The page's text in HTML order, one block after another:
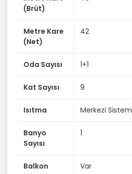
Gayrimenkul Danışmanı:
Mustafa Kemal Alkan
0506 557 53 08
(Brüt)
Metre Kare
(Net)
42
Oda Sayısı 1+1
Kat Sayısı 9
Isıtma Merkezi Sistem
Banyo
Sayısı
1
Balkon Var